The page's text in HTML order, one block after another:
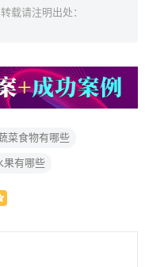
载请注明出处：
菜食物有哪些
果有哪些